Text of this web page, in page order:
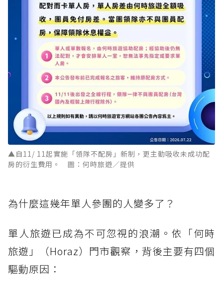
▲自11/ 11起實施「領隊不配房」新制，更主動吸收未成功配
房的衍生費用。 圖：何時旅遊／提供
為什麼這幾年單人參團的人變多了？
單人旅遊已成為不可忽視的浪潮。依「何時
旅遊」（Horaz）門市觀察，背後主要有四個
驅動原因：